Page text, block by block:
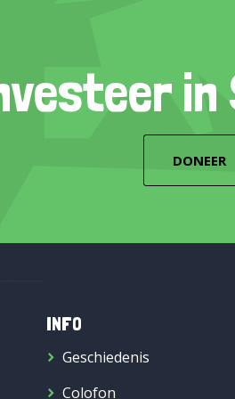
in
DONEER
INFO
Geschiedenis
Colofon